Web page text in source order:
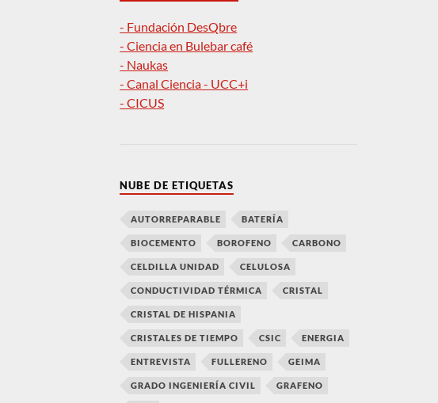
- Fundación DesQbre
- Ciencia en Bulebar café
- Naukas
- Canal Ciencia - UCC+i
- CICUS
NUBE DE ETIQUETAS
AUTORREPARABLE BATERÍA
BIOCEMENTO BOROFENO CARBONO
CELDILLA UNIDAD CELULOSA
CONDUCTIVIDAD TÉRMICA CRISTAL
CRISTAL DE HISPANIA
CRISTALES DE TIEMPO CSIC ENERGIA
ENTREVISTA FULLERENO GEIMA
GRADO INGENIERÍA CIVIL GRAFENO